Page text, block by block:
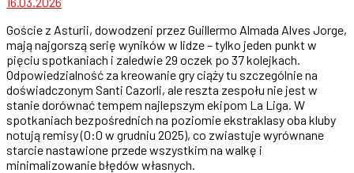
Goście z Asturii, dowodzeni przez Guillermo Almada Alves Jorge,
mają najgorszą serię wyników w lidze – tylko jeden punkt w
pięciu spotkaniach i zaledwie 29 oczek po 37 kolejkach.
Odpowiedzialność za kreowanie gry ciąży tu szczególnie na
doświadczonym Santi Cazorli, ale reszta zespołu nie jest w
stanie dorównać tempem najlepszym ekipom La Liga. W
spotkaniach bezpośrednich na poziomie ekstraklasy oba kluby
notują remisy (0:0 w grudniu 2025), co zwiastuje wyrównane
starcie nastawione przede wszystkim na walkę i
minimalizowanie błędów własnych.